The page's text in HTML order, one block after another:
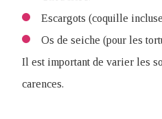
Escargots (coquille
Os de seiche (pour les
Il est important de varier les
carences.